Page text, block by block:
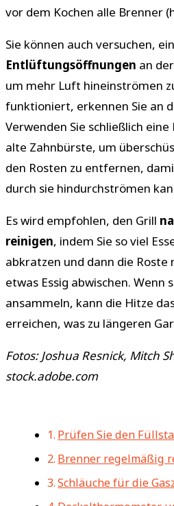
vor dem Kochen alle Brenner
Sie können auch versuchen,
Entlüftungsöffnungen an
um mehr Luft hineinströmen
funktioniert, erkennen Sie an
Verwenden Sie schließlich
alte Zahnbürste, um
den Rosten zu entfernen,
durch sie hindurchströmen
Es wird empfohlen, den Grill
reinigen, indem Sie so viel
abkratzen und dann die Roste
etwas Essig abwischen. Wenn
ansammeln, kann die Hitze
erreichen, was zu längeren
Fotos: Joshua Resnick, Mitch
stock.adobe.com
Prüfen Sie den
Brenner regelmäßig
Schläuche für die